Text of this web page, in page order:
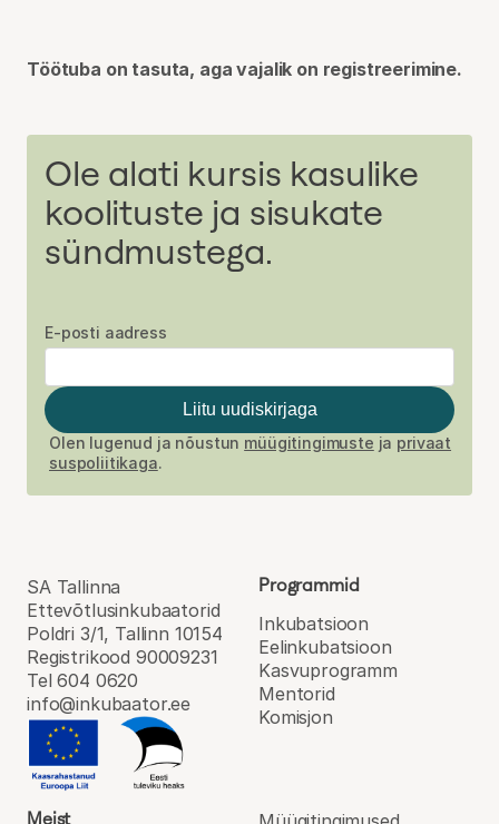
Töötuba on tasuta, aga vajalik on registreerimine.
Ole alati kursis kasulike
koolituste ja sisukate
sündmustega.
E-posti aadress
Liitu uudiskirjaga
Olen lugenud ja nõustun müügitingimuste ja privaat
suspoliitikaga.
SA Tallinna
Ettevõtlusinkubaatorid
Poldri 3/1, Tallinn 10154
Registrikood 90009231
Tel 604 0620
info@inkubaator.ee
Programmid
Inkubatsioon
Eel­inkubatsioon
Kasvu­programm
Mentorid
Komisjon
Meist